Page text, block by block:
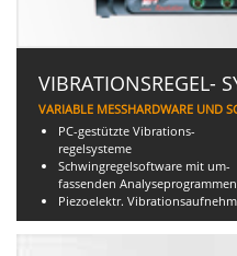
VIBRATIONSREGEL-
VARIABLE MESSHARDWARE UND
PC-gestützte Vibrations-
regelsysteme
Schwingregelsoftware mit um-
fassenden Analyseprogrammen
Piezoelektr.